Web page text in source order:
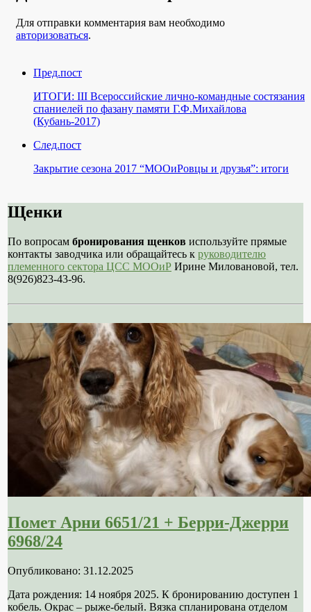
Для отправки комментария вам необходимо
авторизоваться.
Пред.пост
ИТОГИ: III Всероссийские лично-командные состязания
спаниелей по фазану памяти Г.Ф.Михайлова
(Кубань-2017)
След.пост
Закрытие сезона 2017 “МООиРовцы и друзья”: итоги
Щенки
По вопросам бронирования щенков используйте прямые
контакты заводчика или обращайтесь к руководителю
племенного сектора ЦСС МООиР Ирине Миловановой, тел.
8(926)823-43-96.
Помет Арни 6651/21 + Берри-Джерри
6968/24
Опубликовано: 31.12.2025
Дата рождения: 14 ноября 2025. К бронированию доступен 1
кобель. Окрас – рыже-белый. Вязка спланирована отделом